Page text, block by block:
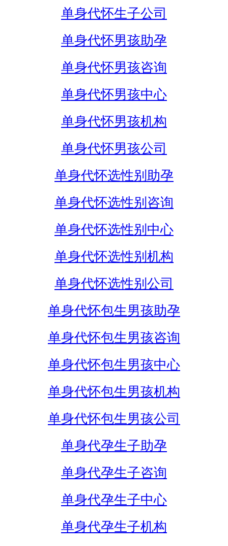
单身代怀生子公司
单身代怀男孩助孕
单身代怀男孩咨询
单身代怀男孩中心
单身代怀男孩机构
单身代怀男孩公司
单身代怀选性别助孕
单身代怀选性别咨询
单身代怀选性别中心
单身代怀选性别机构
单身代怀选性别公司
单身代怀包生男孩助孕
单身代怀包生男孩咨询
单身代怀包生男孩中心
单身代怀包生男孩机构
单身代怀包生男孩公司
单身代孕生子助孕
单身代孕生子咨询
单身代孕生子中心
单身代孕生子机构